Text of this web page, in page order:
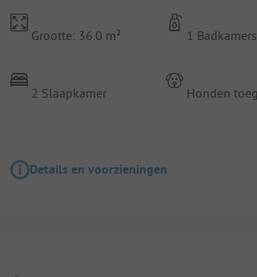
Grootte: 36.0 m²
2 Slaapkamer
1 Badkamers
Honden
Details en voorzieningen